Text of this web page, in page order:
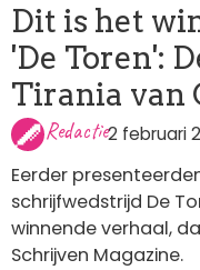
Dit is het
'De Toren':
Tirania van
Redactie2 februari
Eerder
schrijfwedstrijd De
winnende verhaal,
Schrijven Magazine.